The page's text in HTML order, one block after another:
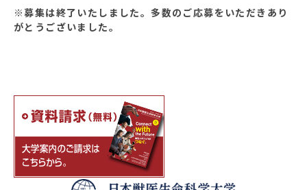
※募集は終了いたしました。多数のご応募をいただきあり
がとうございました。